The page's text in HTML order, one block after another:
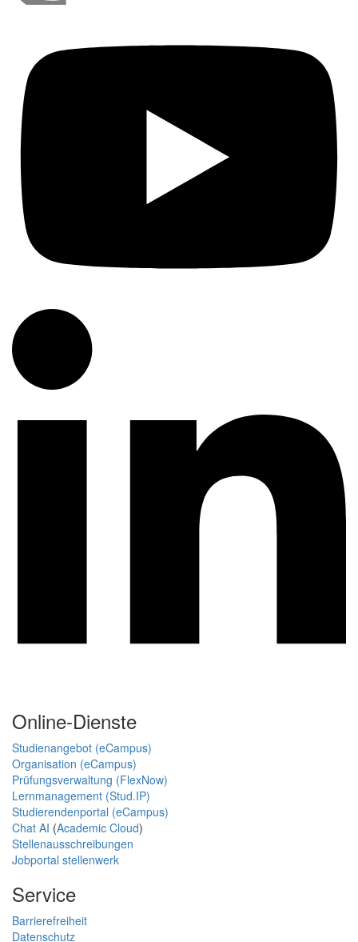
Online-Dienste
Studienangebot (eCampus)
Organisation (eCampus)
Prüfungsverwaltung (FlexNow)
Lernmanagement (Stud.IP)
Studierendenportal (eCampus)
Chat AI (Academic Cloud)
Stellenausschreibungen
Jobportal stellenwerk
Service
Barrierefreiheit
Datenschutz